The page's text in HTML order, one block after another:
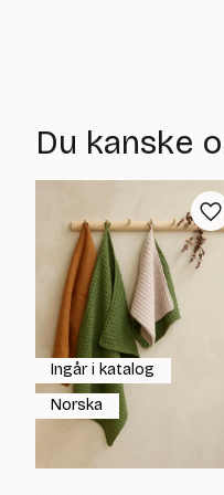
Du kanske
Ingår i katalog
Norska